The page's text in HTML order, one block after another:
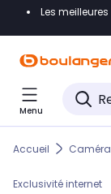
Accéder
Accéder
Accéder
Les
Menu
Accueil
Exclusivité internet